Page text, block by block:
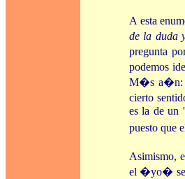
A esta
de la duda
pregunta
podemos
M�s a�n:
cierto
es la de un
puesto que
Asimismo,
el �yo� se